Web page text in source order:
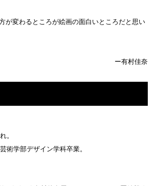
が変わるところが絵画の面白いところだと思い
ー有村佳奈
。
術学部デザイン学科卒業。